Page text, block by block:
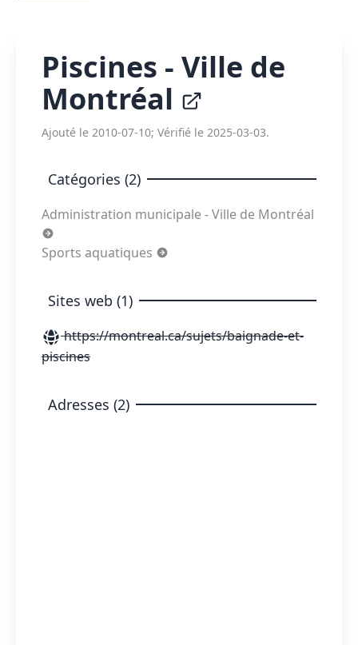
Piscines - Ville de
Montréal
Ajouté le 2010-07-10; Vérifié le 2025-03-03.
Catégories (2)
Administration municipale - Ville de Montréal
Sports aquatiques
Sites web (1)
https://montreal.ca/sujets/baignade-et-
piscines
Adresses (2)